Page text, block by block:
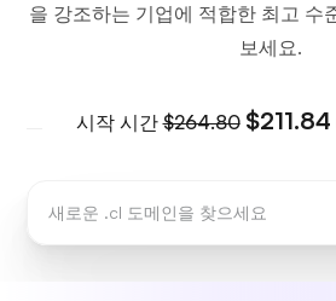
을 강조하는 기업에 적합한 최고 수
보세요.
시작 시간$264.80 $211.84